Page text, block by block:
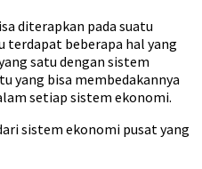
diterapkan pada suatu
terdapat beberapa hal yang
satu dengan sistem
yang bisa membedakannya
setiap sistem ekonomi.
sistem ekonomi pusat yang